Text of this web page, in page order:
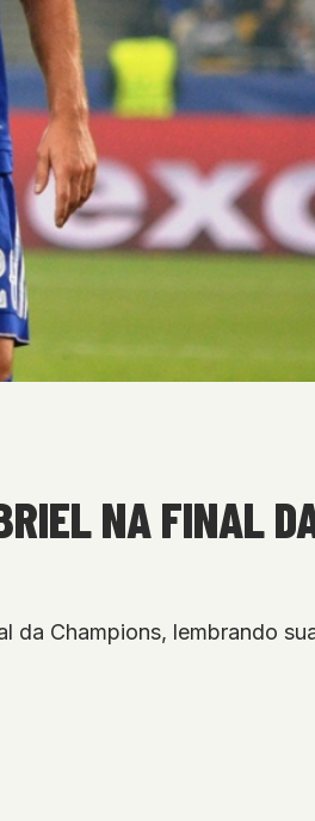
NA FINAL
da Champions, lembrando